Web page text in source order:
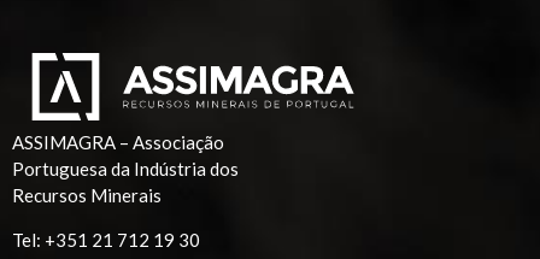
ASSIMAGRA – Associação
Portuguesa da Indústria dos
Recursos Minerais
Tel: +351 21 712 19 30